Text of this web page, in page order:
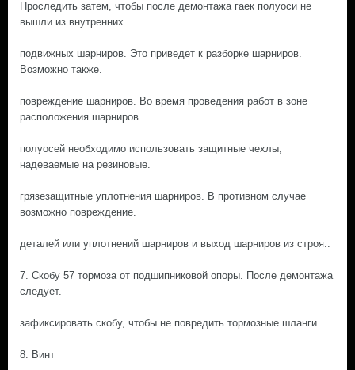
Проследить затем, чтобы после демонтажа гаек полуоси не
вышли из внутренних.
подвижных шарниров. Это приведет к разборке шарниров.
Возможно также.
повреждение шарниров. Во время проведения работ в зоне
расположения шарниров.
полуосей необходимо использовать защитные чехлы,
надеваемые на резиновые.
грязезащитные уплотнения шарниров. В противном случае
возможно повреждение.
деталей или уплотнений шарниров и выход шарниров из строя..
7. Скобу 57 тормоза от подшипниковой опоры. После демонтажа
следует.
зафиксировать скобу, чтобы не повредить тормозные шланги..
8. Винт